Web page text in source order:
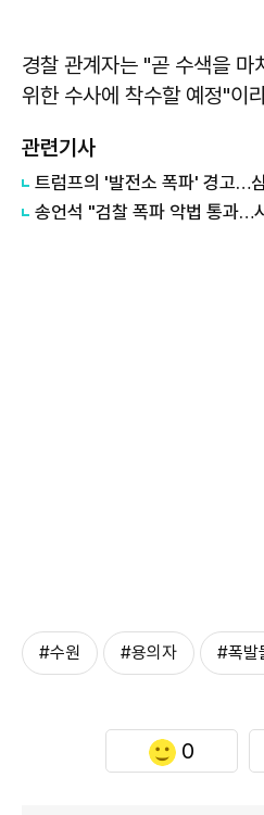
경찰 관계자는 "곧 수색을 마
위한 수사에 착수할 예정"이
관련기사
#수원 #용의자 #폭발
0